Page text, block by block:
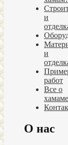
и
и
работ
Все о
хамаме
О нас